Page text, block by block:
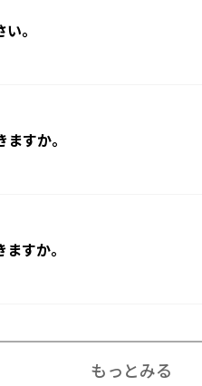
。
すか。
すか。
もっとみる